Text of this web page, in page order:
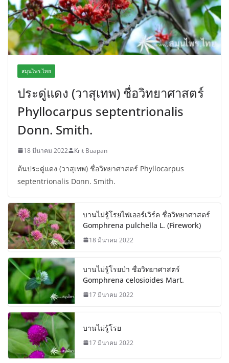
สมุนไพร.ไทย
ประดู่แดง (วาสุเทพ) ชื่อวิทยาศาสตร์
Phyllocarpus septentrionalis
Donn. Smith.
18 มีนาคม 2022 Krit Buapan
ต้นประดู่แดง (วาสุเทพ) ชื่อวิทยาศาสตร์ Phyllocarpus
septentrionalis Donn. Smith.
บานไม่รู้โรยไฟเออร์เวิร์ค ชื่อวิทยาศาสตร์
Gomphrena pulchella L. (Firework)
18 มีนาคม 2022
บานไม่รู้โรยป่า ชื่อวิทยาศาสตร์
Gomphrena celosioides Mart.
17 มีนาคม 2022
บานไม่รู้โรย
17 มีนาคม 2022